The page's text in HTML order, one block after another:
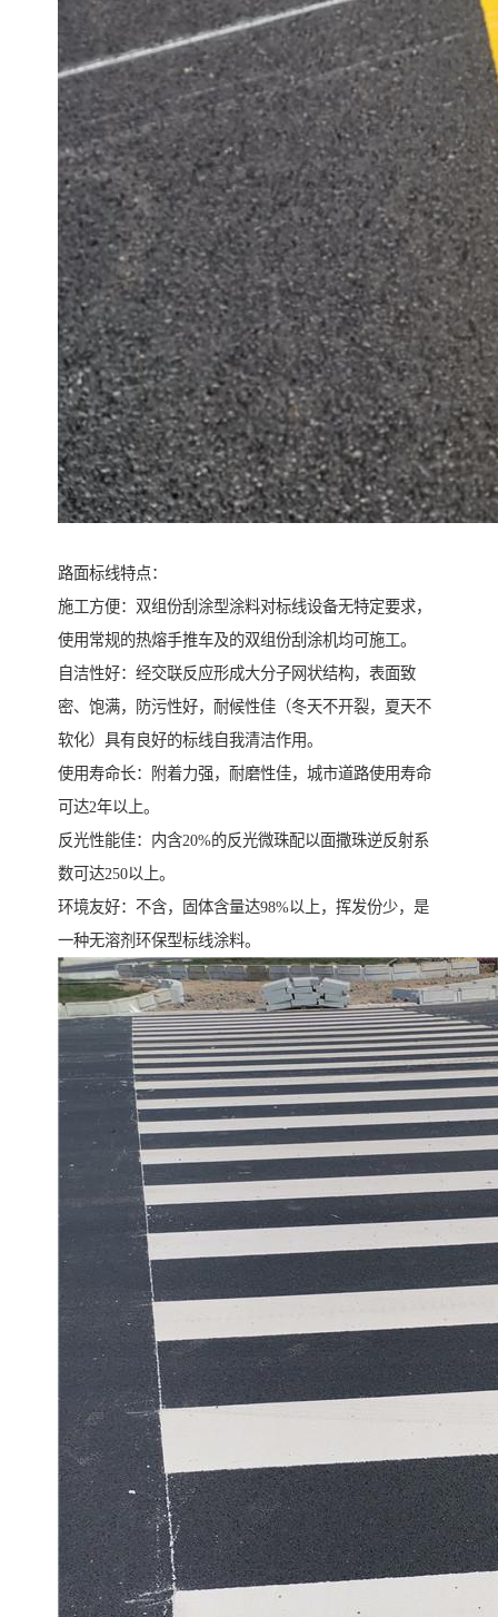
路面标线特点：
施工方便：双组份刮涂型涂料对标线设备无特定要求，
使用常规的热熔手推车及的双组份刮涂机均可施工。
自洁性好：经交联反应形成大分子网状结构，表面致
密、饱满，防污性好，耐候性佳（冬天不开裂，夏天不
软化）具有良好的标线自我清洁作用。
使用寿命长：附着力强，耐磨性佳，城市道路使用寿命
可达2年以上。
反光性能佳：内含20%的反光微珠配以面撒珠逆反射系
数可达250以上。
环境友好：不含，固体含量达98%以上，挥发份少，是
一种无溶剂环保型标线涂料。